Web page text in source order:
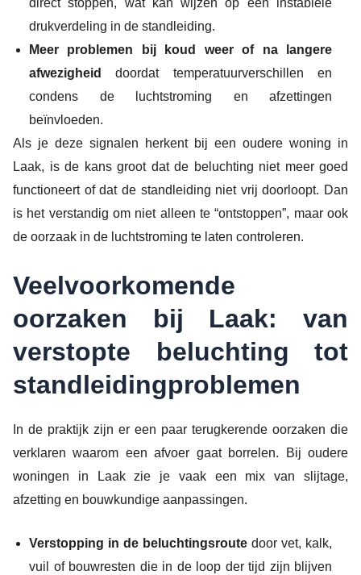
direct stoppen, wat kan wijzen op een instabiele
drukverdeling in de standleiding.
Meer problemen bij koud weer of na langere
afwezigheid
doordat temperatuurverschillen en
condens de luchtstroming en afzettingen
beïnvloeden.
Als je deze signalen herkent bij een oudere woning in
Laak, is de kans groot dat de beluchting niet meer goed
functioneert of dat de standleiding niet vrij doorloopt. Dan
is het verstandig om niet alleen te “ontstoppen”, maar ook
de oorzaak in de luchtstroming te laten controleren.
Veelvoorkomende
oorzaken bij Laak: van
verstopte beluchting tot
standleidingproblemen
In de praktijk zijn er een paar terugkerende oorzaken die
verklaren waarom een afvoer gaat borrelen. Bij oudere
woningen in Laak zie je vaak een mix van slijtage,
afzetting en bouwkundige aanpassingen.
Verstopping in de beluchtingsroute door vet, kalk,
vuil of bouwresten die in de loop der tijd zijn blijven